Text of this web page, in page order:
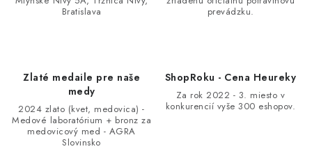
Bratislava
prevádzku.
Zlaté medaile pre naše
medy
2024 zlato (kvet, medovica) -
Medové laboratórium + bronz za
medovicový med - AGRA
Slovinsko
ShopRoku - Cena Heureky
Za rok 2022 - 3. miesto v
konkurencií vyše 300 eshopov.